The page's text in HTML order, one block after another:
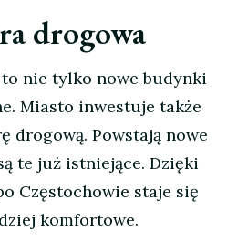
drogowa
nie tylko nowe budynki
Miasto inwestuje także
drogową. Powstają nowe
te już istniejące. Dzięki
Częstochowie staje się
komfortowe.